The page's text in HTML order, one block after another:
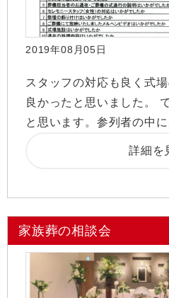
2019年08月05日
スタッフの対応も良く式
良かったと思いました。
と思います。参列者の中
詳細を
家族葬の相談会